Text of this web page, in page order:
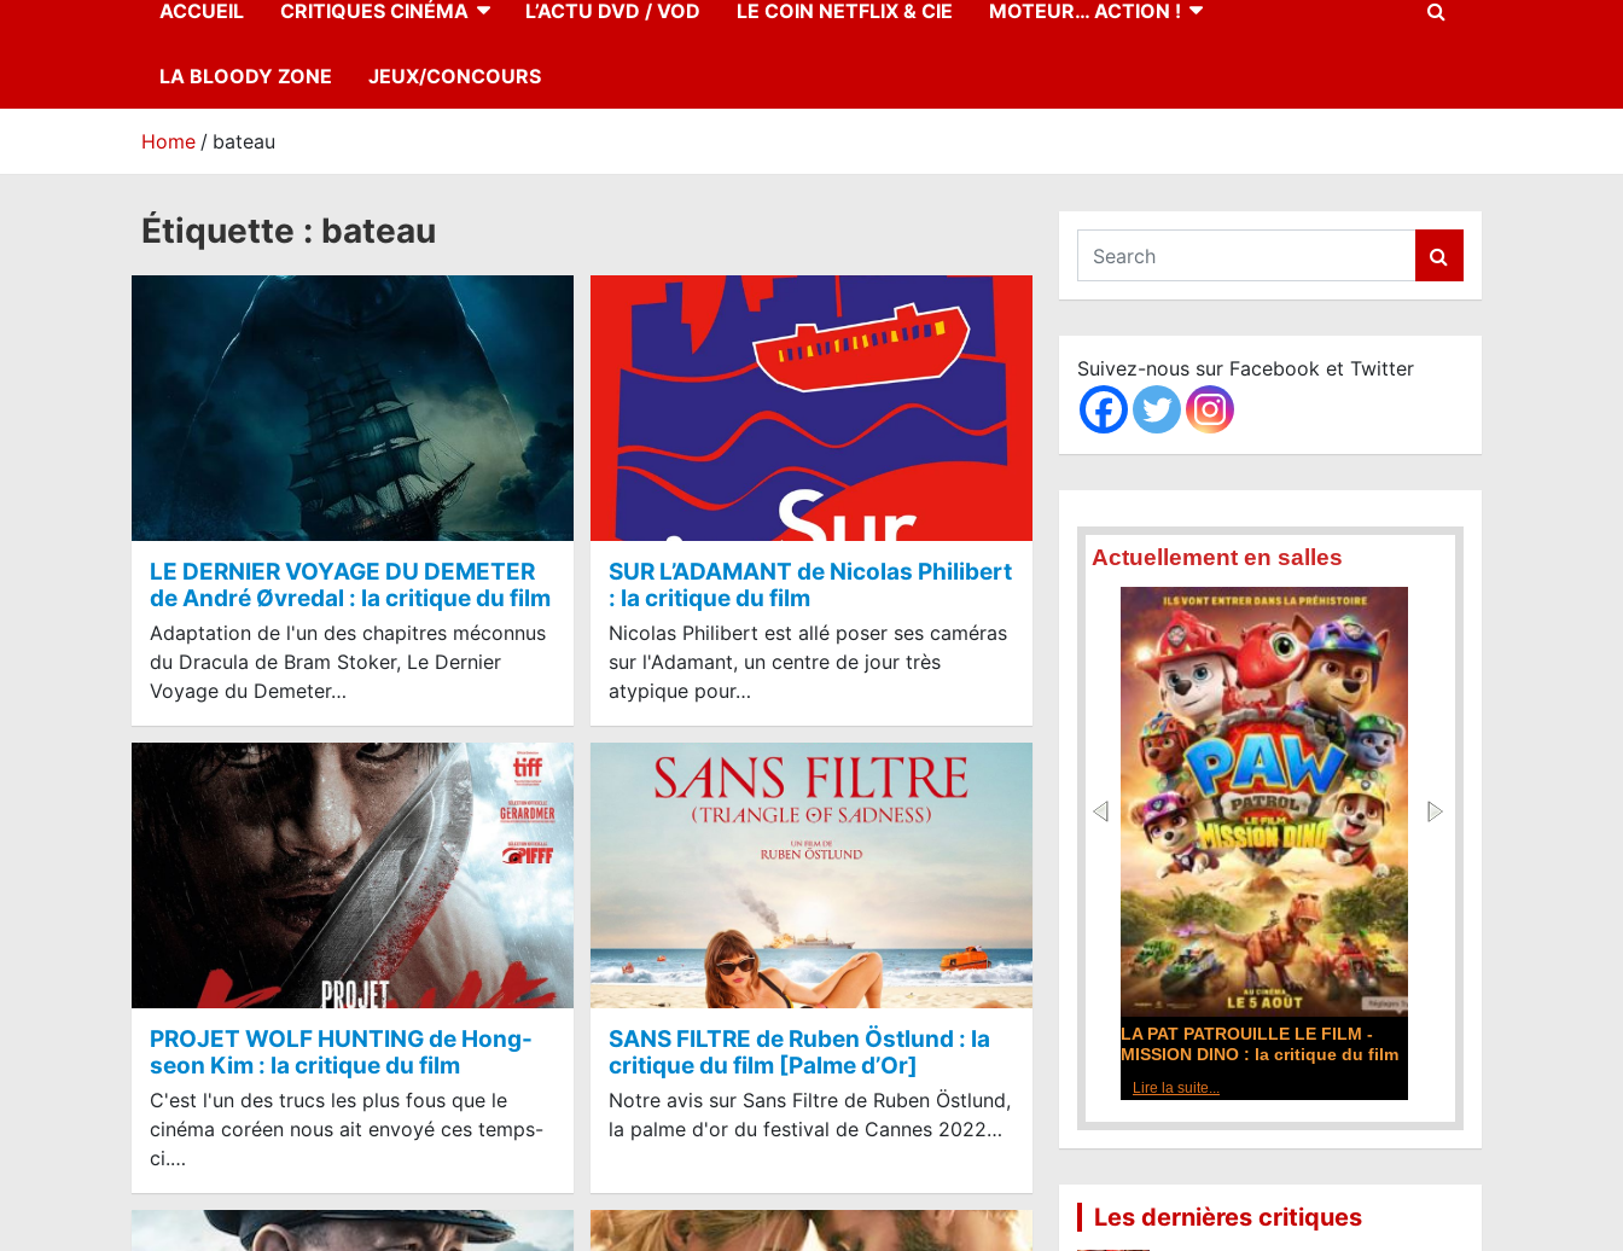
ACCUEIL CRITIQUES CINÉMA L’ACTU DVD / VOD LE COIN NETFLIX & CIE MOTEUR… ACTION !
LA BLOODY ZONE JEUX/CONCOURS
Home bateau
Étiquette : bateau
LE DERNIER VOYAGE DU DEMETER
de André Øvredal : la critique du film
Adaptation de l'un des chapitres méconnus
du Dracula de Bram Stoker, Le Dernier
Voyage du Demeter…
SUR L’ADAMANT de Nicolas Philibert
: la critique du film
Nicolas Philibert est allé poser ses caméras
sur l'Adamant, un centre de jour très
atypique pour…
PROJET WOLF HUNTING de Hong-
seon Kim : la critique du film
C'est l'un des trucs les plus fous que le
cinéma coréen nous ait envoyé ces temps-
ci.…
SANS FILTRE de Ruben Östlund : la
critique du film [Palme d’Or]
Notre avis sur Sans Filtre de Ruben Östlund,
la palme d'or du festival de Cannes 2022…
a
c
h
Suivez-nous sur Facebook et Twitter
Actuellement en salles
LA PAT PATROUILLE LE FILM -
MISSION DINO : la critique du film
DE LA COMÉDIE-FRANÇAISE : la
critique du film
Lire la suite...
Les dernières critiques